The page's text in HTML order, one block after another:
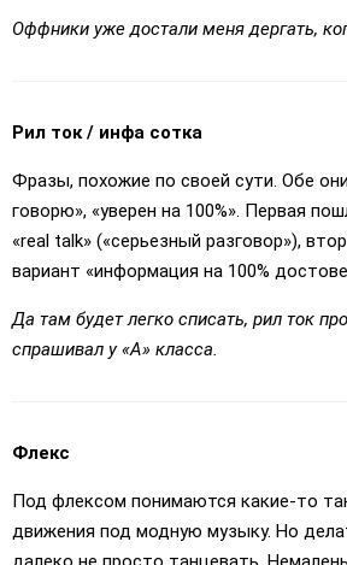
Оффники уже достали меня дергать,
Рил ток / инфа сотка
Фразы, похожие по своей сути. Обе
говорю», «уверен на 100%». Первая
«real talk» («серьезный разговор»),
вариант «информация на 100%
Да там будет легко списать, рил ток
спрашивал у «А» класса.
Флекс
Под флексом понимаются какие-то
движения под модную музыку. Но